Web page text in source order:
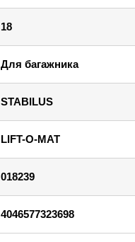
18
Для багажника
STABILUS
LIFT-O-MAT
018239
4046577323698